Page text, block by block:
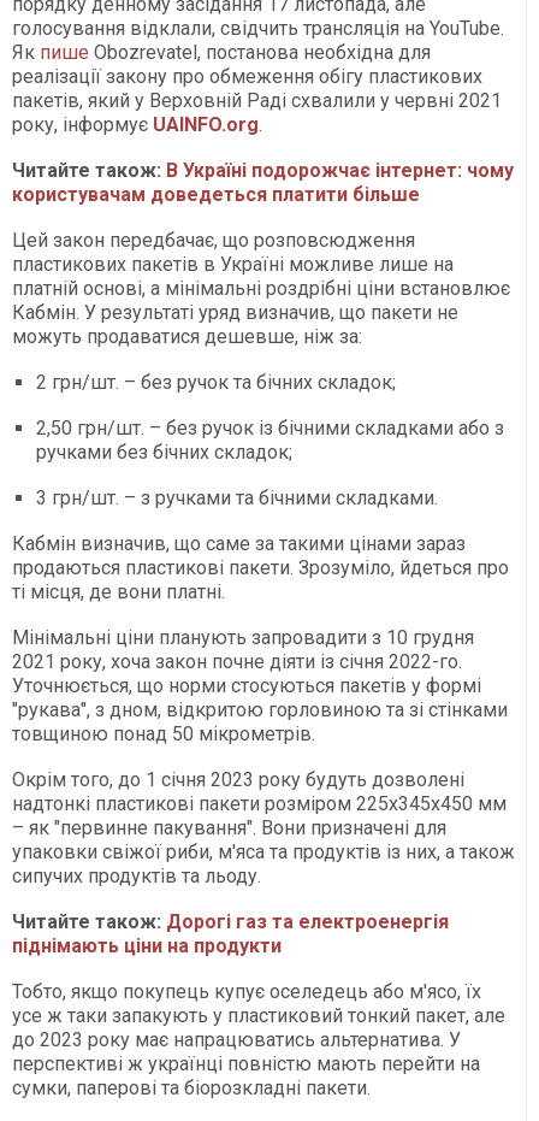
голосування відклали, свідчить трансляція на YouTube.
Як пише Оbozrevatel, постанова необхідна для
реалізації закону про обмеження обігу пластикових
пакетів, який у Верховній Раді схвалили у червні 2021
року, інформує UAINFO.org.
Читайте також: В Україні подорожчає інтернет: чому
користувачам доведеться платити більше
Цей закон передбачає, що розповсюдження
пластикових пакетів в Україні можливе лише на
платній основі, а мінімальні роздрібні ціни встановлює
Кабмін. У результаті уряд визначив, що пакети не
можуть продаватися дешевше, ніж за:
2 грн/шт. – без ручок та бічних складок;
2,50 грн/шт. – без ручок із бічними складками або з
ручками без бічних складок;
3 грн/шт. – з ручками та бічними складками.
Кабмін визначив, що саме за такими цінами зараз
продаються пластикові пакети. Зрозуміло, йдеться про
ті місця, де вони платні.
Мінімальні ціни планують запровадити з 10 грудня
2021 року, хоча закон почне діяти із січня 2022-го.
Уточнюється, що норми стосуються пакетів у формі
"рукава", з дном, відкритою горловиною та зі стінками
товщиною понад 50 мікрометрів.
Окрім того, до 1 січня 2023 року будуть дозволені
надтонкі пластикові пакети розміром 225х345х450 мм
– як "первинне пакування". Вони призначені для
упаковки свіжої риби, м'яса та продуктів із них, а також
сипучих продуктів та льоду.
Читайте також: Дорогі газ та електроенергія
піднімають ціни на продукти
Тобто, якщо покупець купує оселедець або м'ясо, їх
усе ж таки запакують у пластиковий тонкий пакет, але
до 2023 року має напрацюватись альтернатива. У
перспективі ж українці повністю мають перейти на
сумки, паперові та біорозкладні пакети.